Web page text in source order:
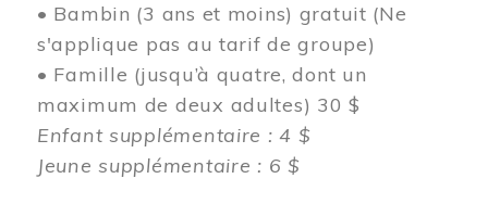
• Bambin (3 ans et moins) gratuit (Ne
s'applique pas au tarif de groupe)
• Famille (jusqu’à quatre, dont un
maximum de deux adultes) 30 $
Enfant supplémentaire : 4 $
Jeune supplémentaire : 6 $